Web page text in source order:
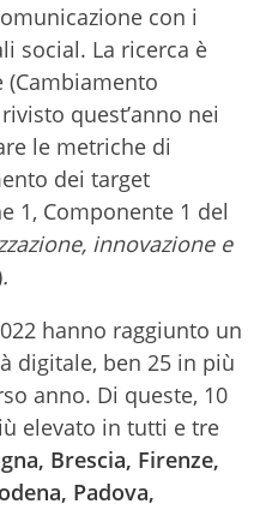
con i
social. La ricerca è
(Cambiamento
quest’anno nei
le metriche di
dei target
1, Componente 1 del
innovazione e
.
hanno raggiunto un
digitale, ben 25 in più
anno. Di queste, 10
elevato in tutti e tre
Brescia, Firenze,
Padova,